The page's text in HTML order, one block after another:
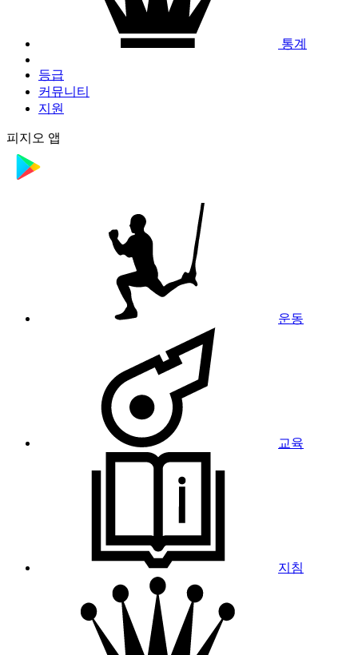
통계
등급
커뮤니티
지원
피지오 앱
운동
교육
지침